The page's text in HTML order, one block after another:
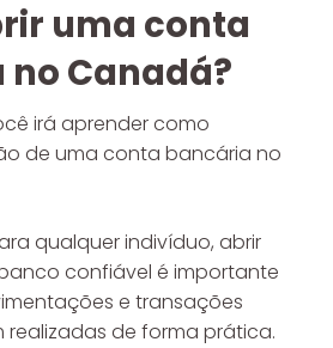
uma conta
Canadá?
irá aprender como
de uma conta bancária no
qualquer indivíduo, abrir
confiável é importante
e transações
realizadas de forma prática.